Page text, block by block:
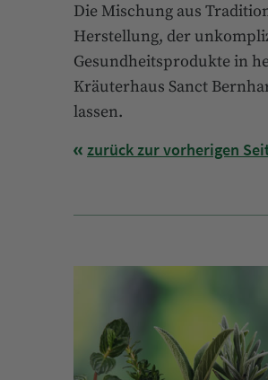
Die Mischung aus
Herstellung, der
Gesundheitsprodukte in
Kräuterhaus Sanct
lassen.
zurück zur vorherigen